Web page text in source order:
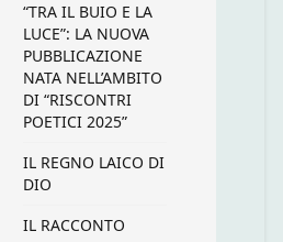
“TRA IL BUIO E LA
LUCE”: LA NUOVA
PUBBLICAZIONE
NATA NELL’AMBITO
DI “RISCONTRI
POETICI 2025”
IL REGNO LAICO DI
DIO
IL RACCONTO